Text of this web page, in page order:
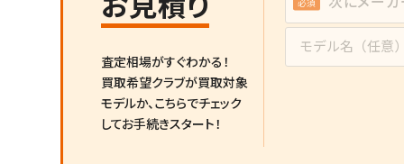
査定相場がすぐわかる！
買取希望クラブが買取対象
モデルか、 こちらでチェック
してお手続きスタート！